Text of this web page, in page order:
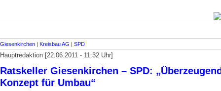
Giesenkirchen | Kreisbau AG | SPD
Hauptredaktion [22.06.2011 - 11:32 Uhr]
Ratskeller Giesenkirchen – SPD:
Konzept für Umbau“